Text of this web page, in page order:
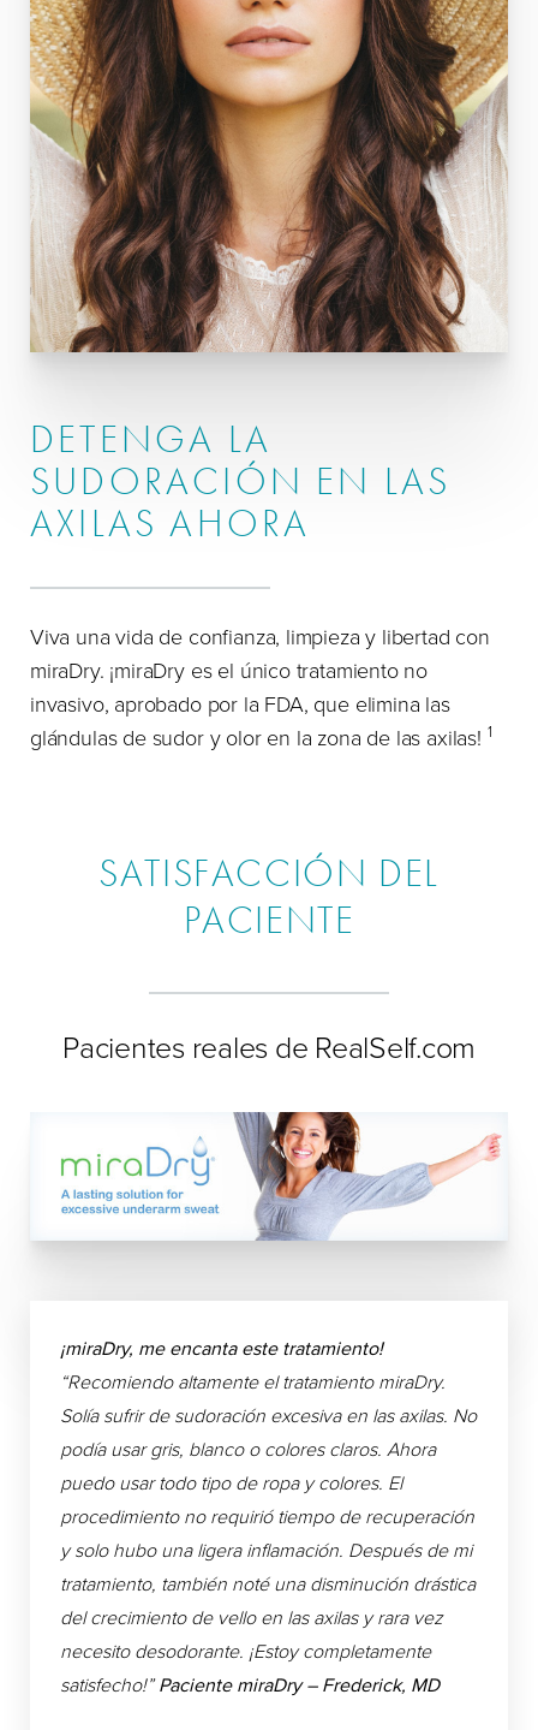
DETENGA LA
SUDORACIÓN EN LAS
AXILAS AHORA
Viva una vida de confianza, limpieza y libertad con
miraDry. ¡miraDry es el único tratamiento no
invasivo, aprobado por la FDA, que elimina las
glándulas de sudor y olor en la zona de las axilas! 1
SATISFACCIÓN DEL
PACIENTE
Pacientes reales de RealSelf.com
¡miraDry, me encanta este tratamiento!
“Recomiendo altamente el tratamiento miraDry.
Solía sufrir de sudoración excesiva en las axilas. No
podía usar gris, blanco o colores claros. Ahora
puedo usar todo tipo de ropa y colores. El
procedimiento no requirió tiempo de recuperación
y solo hubo una ligera inflamación. Después de mi
tratamiento, también noté una disminución drástica
del crecimiento de vello en las axilas y rara vez
necesito desodorante. ¡Estoy completamente
satisfecho!” Paciente miraDry – Frederick, MD